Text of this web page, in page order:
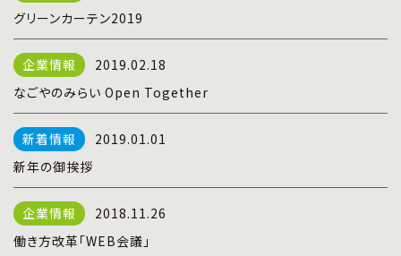
グリーンカーテン2019
2019.02.18
なごやのみらい Open Together
2019.01.01
新年の御挨拶
2018.11.26
働き方改革「WEB会議」